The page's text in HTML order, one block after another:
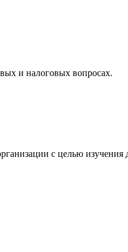
и налоговых вопросах.
с целью изучения